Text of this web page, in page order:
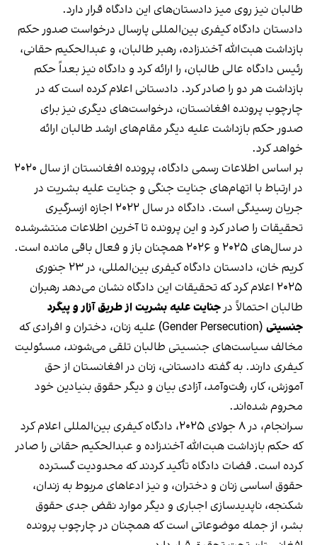
طالبان نیز روی میز دادستان‌های این دادگاه قرار دارد.
دادستان دادگاه کیفری بین‌المللی پارسال درخواست صدور حکم
بازداشت هبت‌الله آخندزاده، رهبر طالبان، و عبدالحکیم حقانی،
رئیس دادگاه عالی طالبان، را ارائه کرد و دادگاه نیز بعداً حکم
بازداشت هر دو را صادر کرد. دادستانی اعلام کرده است که در
چارچوب پرونده افغانستان، درخواست‌های دیگری نیز برای
صدور حکم بازداشت علیه دیگر مقام‌های ارشد طالبان ارائه
خواهد کرد.
بر اساس اطلاعات رسمی دادگاه، پرونده افغانستان از سال ۲۰۲۰
در ارتباط با اتهام‌های جنایت جنگی و جنایت علیه بشریت در
جریان رسیدگی است. دادگاه در سال ۲۰۲۲ اجازه ازسرگیری
تحقیقات را صادر کرد و این پرونده تا آخرین اطلاعات منتشرشده
در سال‌های ۲۰۲۵ و ۲۰۲۶ همچنان باز و فعال باقی مانده است.
کریم خان، دادستان دادگاه کیفری بین‌المللی، در ۲۳ جنوری
۲۰۲۵ اعلام کرد که تحقیقات این دادگاه نشان می‌دهد رهبران
طالبان احتمالاً در جنایت علیه بشریت از طریق آزار و پیگرد
جنسیتی
(Gender Persecution) علیه زنان، دختران و افرادی که
مخالف سیاست‌های جنسیتی طالبان تلقی می‌شوند، مسئولیت
کیفری دارند. به گفته دادستانی، زنان در افغانستان از حق
آموزش، کار، رفت‌وآمد، آزادی بیان و دیگر حقوق بنیادین خود
محروم شده‌اند.
سرانجام، در ۸ جولای ۲۰۲۵، دادگاه کیفری بین‌المللی اعلام کرد
که حکم بازداشت هبت‌الله آخندزاده و عبدالحکیم حقانی را صادر
کرده است. قضات دادگاه تأکید کردند که محدودیت گسترده
حقوق اساسی زنان و دختران، و نیز ادعاهای مربوط به زندان،
شکنجه، ناپدیدسازی اجباری و دیگر موارد نقض جدی حقوق
بشر، از جمله موضوعاتی است که همچنان در چارچوب پرونده